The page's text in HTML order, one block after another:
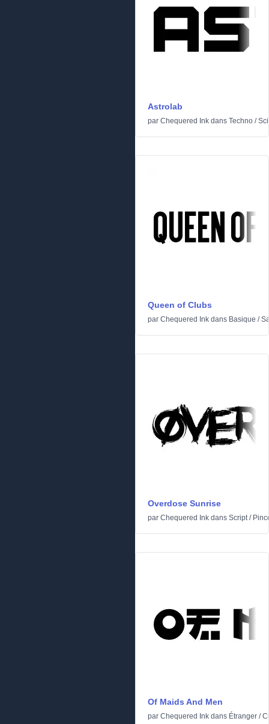
Astrolab
par Chequered Ink dans Techno /
Queen of Clubs
par Chequered Ink dans Basique /
Overdose Sunrise
par Chequered Ink dans Script/
Of Maids And Men
par Chequered Ink dans Étranger /